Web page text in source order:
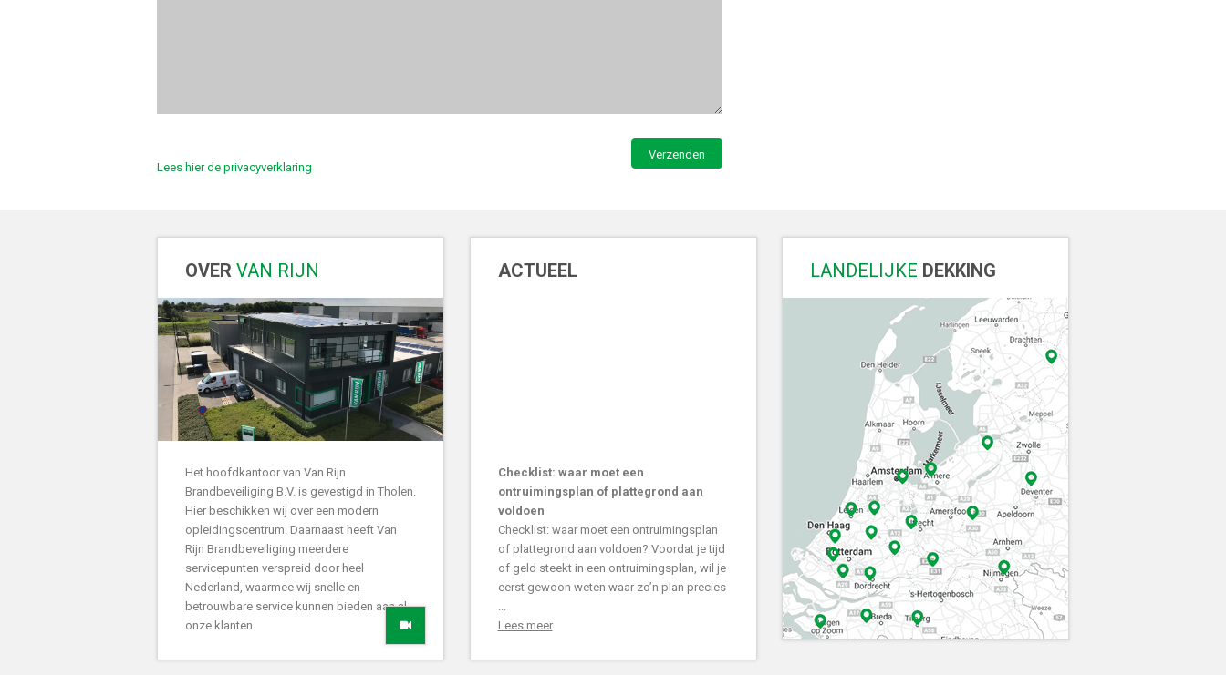
Lees hier de privacyverklaring
OVER VAN RIJN
Het hoofdkantoor van Van Rijn
Brandbeveiliging B.V. is gevestigd in Tholen.
Hier beschikken wij over een modern
opleidingscentrum. Daarnaast heeft Van
Rijn Brandbeveiliging meerdere
servicepunten verspreid door heel
Nederland, waarmee wij snelle en
betrouwbare service kunnen bieden aan al
onze klanten.
ACTUEEL
Checklist: waar moet een
ontruimingsplan of plattegrond aan
voldoen
Checklist: waar moet een ontruimingsplan
of plattegrond aan voldoen? Voordat je tijd
of geld steekt in een ontruimingsplan, wil je
eerst gewoon weten waar zo’n plan precies
Lees meer
LANDELIJKE DEKKING